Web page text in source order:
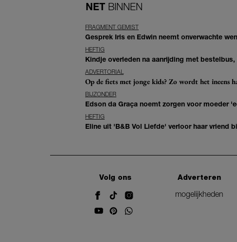
NET BINNEN
FRAGMENT GEMIST
Gesprek Iris en Edwin neemt onverwachte
HEFTIG
Kindje overleden na aanrijding met
ADVERTORIAL
Op de fiets met jonge kids? Zo wordt het ineens
BIJZONDER
Edson da Graça noemt zorgen voor moeder
HEFTIG
Eline uit 'B&B Vol Liefde' verloor haar vriend
Volg ons
Adverteren
mogelijkheden